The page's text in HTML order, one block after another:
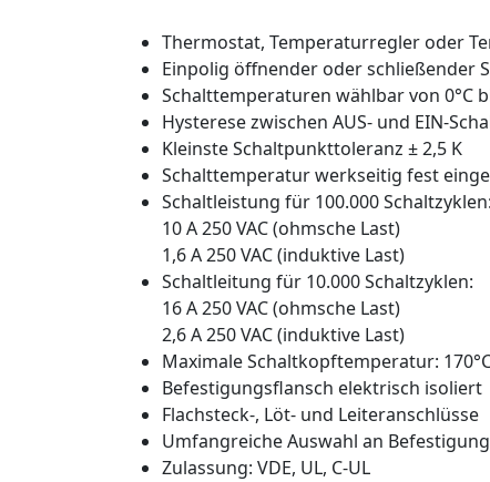
Thermostat, Temperaturregler oder
Einpolig öffnender oder schließender
Schalttemperaturen wählbar von 0°C
Hysterese zwischen AUS- und EIN-
Kleinste Schaltpunkttoleranz ± 2,5 K
Schalttemperatur werkseitig fest
Schaltleistung für 100.000 Schaltzyklen:
10 A 250 VAC (ohmsche Last)
1,6 A 250 VAC (induktive Last)
Schaltleitung für 10.000 Schaltzyklen:
16 A 250 VAC (ohmsche Last)
2,6 A 250 VAC (induktive Last)
Maximale Schaltkopftemperatur:
Befestigungsflansch elektrisch isoliert
Flachsteck-, Löt- und Leiteranschlüsse
Umfangreiche Auswahl an
Zulassung: VDE, UL, C-UL